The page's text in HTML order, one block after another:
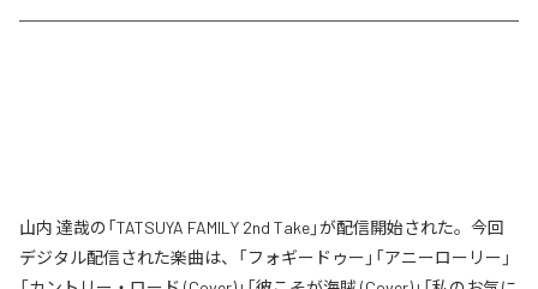
山内 達哉の「TATSUYA FAMILY 2nd Take」が配信開始された。今回
デジタル配信された楽曲は、「フォギードゥー」「アニーローリー」